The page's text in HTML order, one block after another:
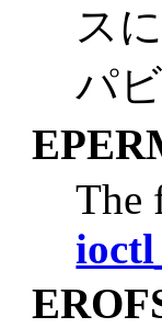
ス
パ
The